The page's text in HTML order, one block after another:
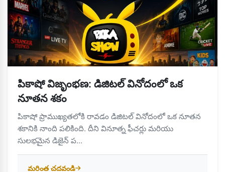
పికాషో విజృంభణ: డిజిటల్ వినోదంలో ఒక
నూతన శకం
పికాషో ప్రాముఖ్యతలోకి రావడం డిజిటల్ వినోదంలో ఒక నూతన
శకానికి నాంది పలికింది. దీని వినూత్న ఫీచర్లు మరియు
సులభమైన డిజైన్ ప...
మరింత చదవండి